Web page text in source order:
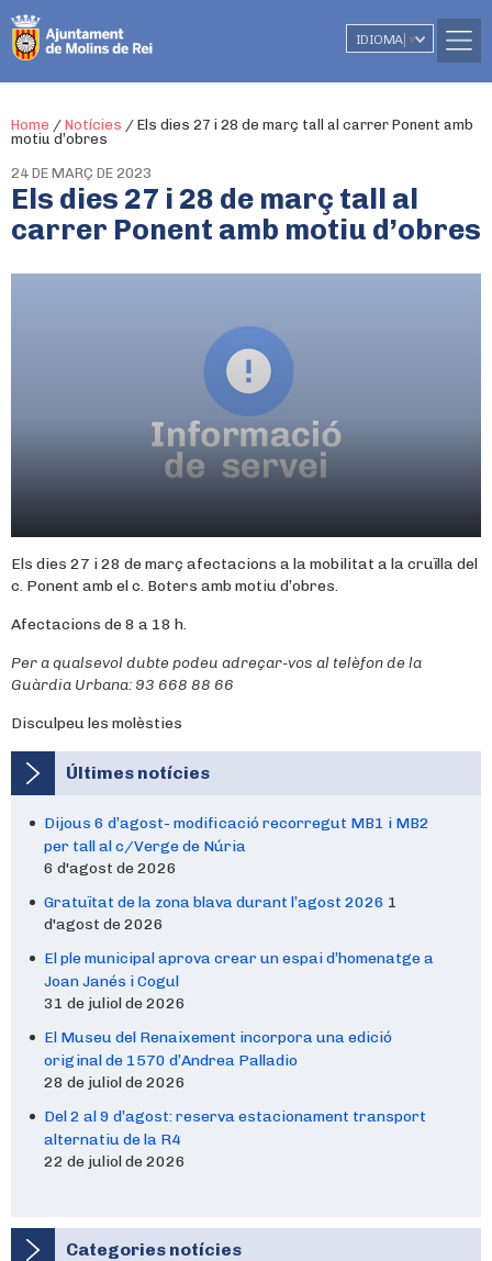
IDIOMA ▼
Home / Notícies / Els dies 27 i 28 de març tall al carrer Ponent amb
motiu d’obres
24 DE MARÇ DE 2023
Els dies 27 i 28 de març tall al
carrer Ponent amb motiu d’obres
Els dies 27 i 28 de març afectacions a la mobilitat a la cruïlla del
c. Ponent amb el c. Boters amb motiu d’obres.
Afectacions de 8 a 18 h.
Per a qualsevol dubte podeu adreçar-vos al telèfon de la
Guàrdia Urbana: 93 668 88 66
Disculpeu les molèsties
Últimes notícies
Dijous 6 d’agost- modificació recorregut MB1 i MB2
per tall al c/Verge de Núria
6 d'agost de 2026
Gratuïtat de la zona blava durant l’agost 2026 1
d'agost de 2026
El ple municipal aprova crear un espai d’homenatge a
Joan Janés i Cogul
31 de juliol de 2026
El Museu del Renaixement incorpora una edició
original de 1570 d’Andrea Palladio
28 de juliol de 2026
Del 2 al 9 d’agost: reserva estacionament transport
alternatiu de la R4
22 de juliol de 2026
Categories notícies